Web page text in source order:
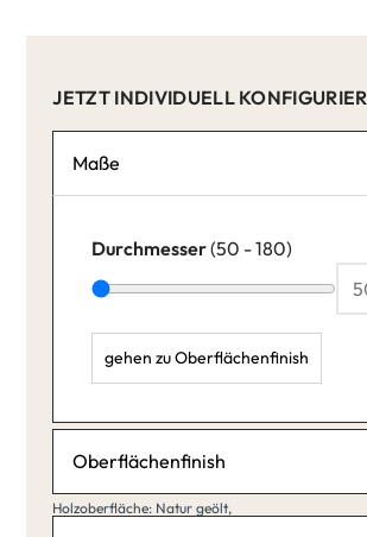
JETZT INDIVIDUELL
Maße
Durchmesser(50 - 180)
gehen zu Oberflächenfinish
Oberflächenfinish
Holzoberfläche
Holzoberfläche: Natur geölt,